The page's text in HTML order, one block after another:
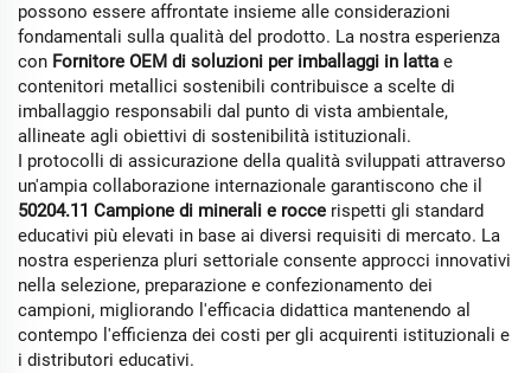
possono essere affrontate insieme alle considerazioni
fondamentali sulla qualità del prodotto. La nostra esperienza
con Fornitore OEM di soluzioni per imballaggi in latta e
contenitori metallici sostenibili contribuisce a scelte di
imballaggio responsabili dal punto di vista ambientale,
allineate agli obiettivi di sostenibilità istituzionali.
I protocolli di assicurazione della qualità sviluppati attraverso
un'ampia collaborazione internazionale garantiscono che il
50204.11 Campione di minerali e rocce rispetti gli standard
educativi più elevati in base ai diversi requisiti di mercato. La
nostra esperienza pluri settoriale consente approcci innovativi
nella selezione, preparazione e confezionamento dei
campioni, migliorando l'efficacia didattica mantenendo al
contempo l'efficienza dei costi per gli acquirenti istituzionali e
i distributori educativi.